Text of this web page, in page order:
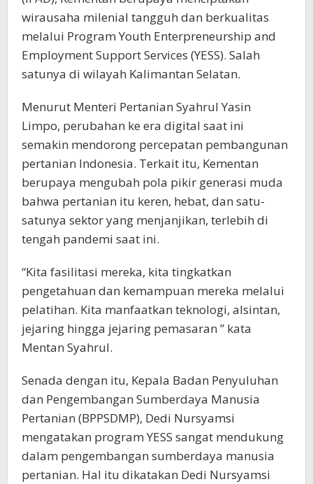
wirausaha milenial tangguh dan berkualitas
melalui Program Youth Enterpreneurship and
Employment Support Services (YESS). Salah
satunya di wilayah Kalimantan Selatan.
Menurut Menteri Pertanian Syahrul Yasin
Limpo, perubahan ke era digital saat ini
semakin mendorong percepatan pembangunan
pertanian Indonesia. Terkait itu, Kementan
berupaya mengubah pola pikir generasi muda
bahwa pertanian itu keren, hebat, dan satu-
satunya sektor yang menjanjikan, terlebih di
tengah pandemi saat ini.
“Kita fasilitasi mereka, kita tingkatkan
pengetahuan dan kemampuan mereka melalui
pelatihan. Kita manfaatkan teknologi, alsintan,
jejaring hingga jejaring pemasaran ” kata
Mentan Syahrul.
Senada dengan itu, Kepala Badan Penyuluhan
dan Pengembangan Sumberdaya Manusia
Pertanian (BPPSDMP), Dedi Nursyamsi
mengatakan program YESS sangat mendukung
dalam pengembangan sumberdaya manusia
pertanian. Hal itu dikatakan Dedi Nursyamsi